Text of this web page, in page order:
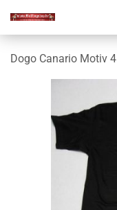
Dogo Canario Motiv 4